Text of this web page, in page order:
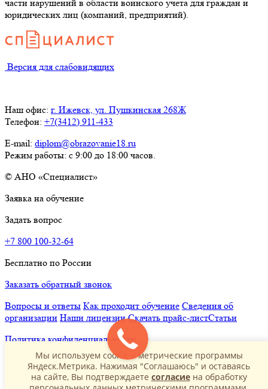
части нарушений в области воинского учета для граждан и
юридических лиц (компаний, предприятий).
Версия для слабовидящих
Наш офис: г. Ижевск, ул. Пушкинская 268Ж
Телефон: +7(3412) 911-433
E-mail: diplom@obrazovanie18.ru
Режим работы: с 9:00 до 18:00 часов.
© АНО «Специалист»
Заявка на обучение
Задать вопрос
+7 800 100-32-64
Бесплатно по России
Заказать обратный звонок
Вопросы и ответы Как проходит обучение Сведения об
организации Наши лицензии Скачать прайс-листСтатьи
Политика конфиденциальности
Мы используем cookie и метрические программы
Яндеск.Метрика. Нажимая "Соглашаюсь" и оставаясь
на сайте, Вы подтверждаете согласиена обработку